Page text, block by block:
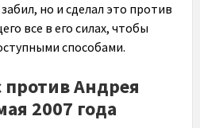
но и сделал это против
все в его силах, чтобы
способами.
против Андрея
2007 года